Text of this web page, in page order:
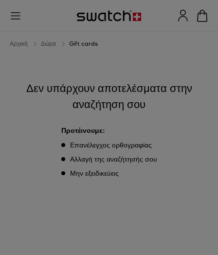
Gift
Αρχική Δώρα Gift cards
Δεν υπάρχουν αποτελέσματα στην
αναζήτηση σου
Προτέινουμε:
Επανέλεγχος ορθογραφίας
Αλλαγή της αναζήτησής σου
Μην εξειδικεύεις